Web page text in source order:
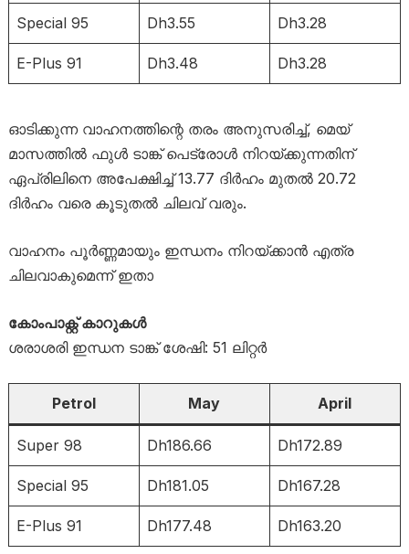
Special 95 Dh3.55 Dh3.28
E-Plus 91 Dh3.48 Dh3.28
ഓടിക്കുന്ന വാഹനത്തിന്റെ തരം അനുസരിച്ച്, മെയ്
മാസത്തിൽ ഫുൾ ടാങ്ക് പെട്രോൾ നിറയ്ക്കുന്നതിന്
ഏപ്രിലിനെ അപേക്ഷിച്ച് 13.77 ദിർഹം മുതൽ 20.72
ദിർഹം വരെ കൂടുതൽ ചിലവ് വരും.
വാഹനം പൂർണ്ണമായും ഇന്ധനം നിറയ്ക്കാൻ എത്ര
ചിലവാകുമെന്ന് ഇതാ
കോംപാക്റ്റ് കാറുകൾ
ശരാശരി ഇന്ധന ടാങ്ക് ശേഷി: 51 ലിറ്റർ
Petrol May April
Super 98 Dh186.66 Dh172.89
Special 95 Dh181.05 Dh167.28
E-Plus 91 Dh177.48 Dh163.20